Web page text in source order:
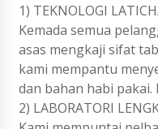
1) TEKNOLOGI
Kemada semua
asas mengkaji sifat
kami mempantu
dan bahan habi
2) LABORATORI